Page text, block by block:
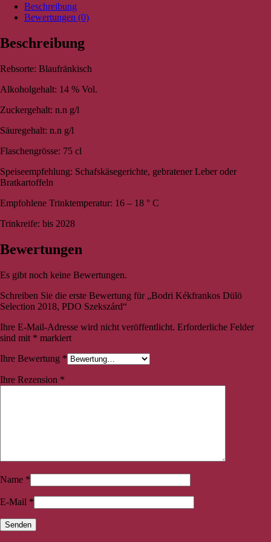
Beschreibung
Bewertungen (0)
Beschreibung
Rebsorte: Blaufränkisch
Alkoholgehalt: 14 % Vol.
Zuckergehalt: n.n g/l
Säuregehalt: n.n g/l
Flaschengrösse: 75 cl
Speiseempfehlung: Schafskäsegerichte, gebratener Leber oder
Bratkartoffeln
Empfohlene Trinktemperatur: 16 – 18 ° C
Trinkreife: bis 2028
Bewertungen
Es gibt noch keine Bewertungen.
Schreiben Sie die erste Bewertung für „Bodri Kékfrankos Dülö
Selection 2018, PDO Szekszárd“
Ihre E-Mail-Adresse wird nicht veröffentlicht. Erforderliche Felder
sind mit * markiert
Ihre Bewertung *
Ihre Rezension *
Name *
E-Mail *